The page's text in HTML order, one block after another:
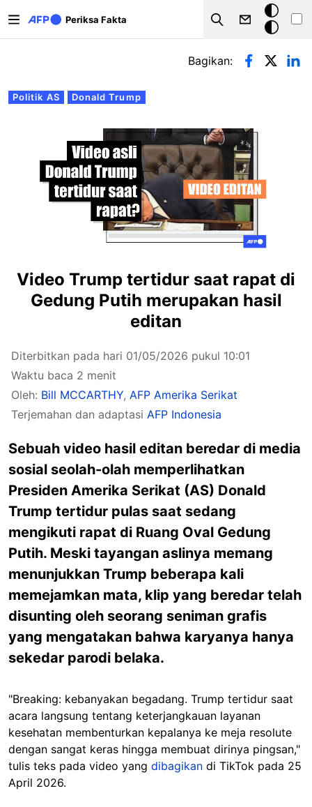
Periksa Fakta
Search
Mode
gelap
Tab primer
Politik AS Donald Trump
Bagikan:
Video Trump tertidur saat rapat di
Gedung Putih merupakan hasil
editan
Diterbitkan pada hari 01/05/2026 pukul 10:01
Waktu baca 2 menit
Oleh: Bill MCCARTHY, AFP Amerika Serikat
Terjemahan dan adaptasi AFP Indonesia
Sebuah video hasil editan beredar di media
sosial seolah-olah memperlihatkan
Presiden Amerika Serikat (AS) Donald
Trump tertidur pulas saat sedang
mengikuti rapat di Ruang Oval Gedung
Putih. Meski tayangan aslinya memang
menunjukkan Trump beberapa kali
memejamkan mata, klip yang beredar telah
disunting oleh seorang seniman grafis
yang mengatakan bahwa karyanya hanya
sekedar parodi belaka.
"Breaking: kebanyakan begadang. Trump tertidur saat
acara langsung tentang keterjangkauan layanan
kesehatan membenturkan kepalanya ke meja resolute
dengan sangat keras hingga membuat dirinya pingsan,"
tulis teks pada video yang dibagikan di TikTok pada 25
April 2026.